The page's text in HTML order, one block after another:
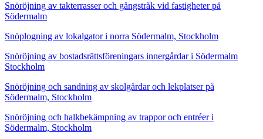
Snöröjning av takterrasser och gångstråk vid fastigheter på
Södermalm
Snöplogning av lokalgator i norra Södermalm, Stockholm
Snöröjning av bostadsrättsföreningars innergårdar i Södermalm
Stockholm
Snöröjning och sandning av skolgårdar och lekplatser på
Södermalm, Stockholm
Snöröjning och halkbekämpning av trappor och entréer i
Södermalm, Stockholm